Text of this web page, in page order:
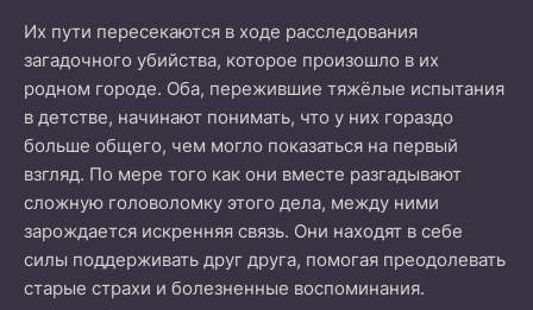
Их пути пересекаются в ходе расследования
загадочного убийства, которое произошло в их
родном городе. Оба, пережившие тяжёлые испытания
в детстве, начинают понимать, что у них гораздо
больше общего, чем могло показаться на первый
взгляд. По мере того как они вместе разгадывают
сложную головоломку этого дела, между ними
зарождается искренняя связь. Они находят в себе
силы поддерживать друг друга, помогая преодолевать
старые страхи и болезненные воспоминания.